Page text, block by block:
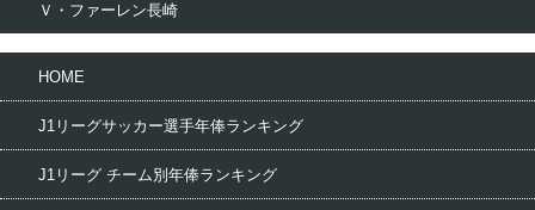
Ｖ・ファーレン長崎
HOME
J1リーグサッカー選手年俸ランキング
J1リーグ チーム別年俸ランキング